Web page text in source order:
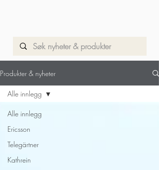
Produkter & nyheter
Alle innlegg
Ericsson
Telegärtner
Kathrein
Alle innlegg